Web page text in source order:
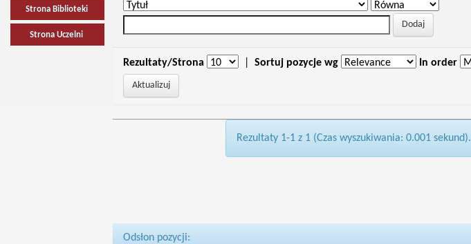
Strona Biblioteki
Strona Uczelni
Rezultaty/Strona Sortuj pozycje wg In order
Rezultaty 1-1 z 1 (Czas wyszukiwania: 0.001 sekund).
Odsłon pozycji: